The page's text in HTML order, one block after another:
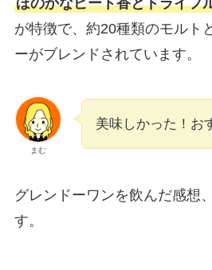
が特徴で、約20種類のモルト
ーがブレンドされています。
まむ
美味しかった！お
グレンドーワンを飲んだ感想
す。